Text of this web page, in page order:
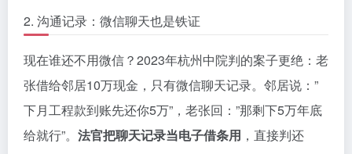
2. 沟通记录：微信聊天也是铁证
现在谁还不用微信？2023年杭州中院判的案子更绝：老
张借给邻居10万现金，只有微信聊天记录。邻居说：”
下月工程款到账先还你5万”，老张回：”那剩下5万年底
给就行”。 法官把聊天记录当电子借条用 ，直接判还